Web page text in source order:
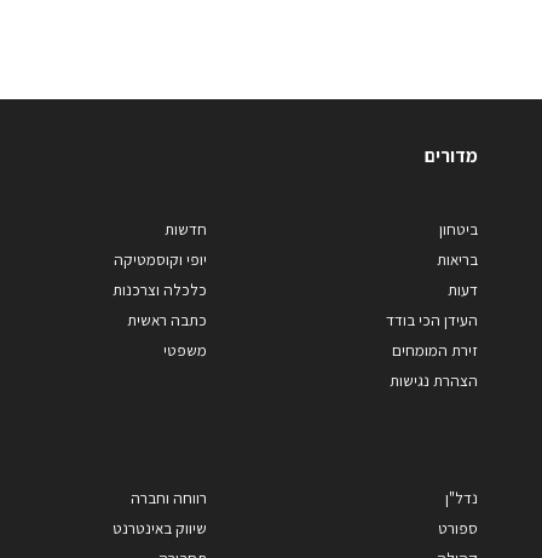
מדורים
ביטחון
בריאות
דעות
העידן הכי בודד
זירת המומחים
הצהרת נגישות
חדשות
יופי וקוסמטיקה
כלכלה וצרכנות
כתבה ראשית
משפטי
נדל"ן
ספורט
רווחה וחברה
שיווק באינטרנט